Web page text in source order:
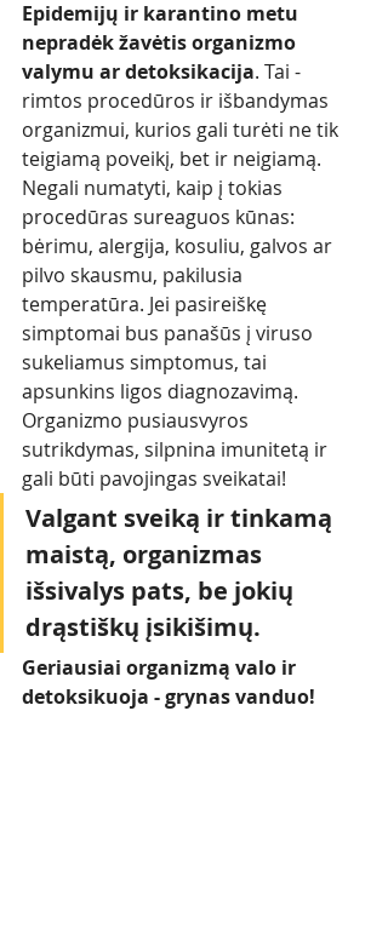
Epidemijų ir karantino metu
nepradėk žavėtis organizmo
valymu ar detoksikacija. Tai -
rimtos procedūros ir išbandymas
organizmui, kurios gali turėti ne tik
teigiamą poveikį, bet ir neigiamą.
Negali numatyti, kaip į tokias
procedūras sureaguos kūnas:
bėrimu, alergija, kosuliu, galvos ar
pilvo skausmu, pakilusia
temperatūra. Jei pasireiškę
simptomai bus panašūs į viruso
sukeliamus simptomus, tai
apsunkins ligos diagnozavimą.
Organizmo pusiausvyros
sutrikdymas, silpnina imunitetą ir
gali būti pavojingas sveikatai!
Valgant sveiką ir tinkamą
maistą, organizmas
išsivalys pats, be jokių
drąstiškų įsikišimų.
Geriausiai organizmą valo ir
detoksikuoja - grynas vanduo!